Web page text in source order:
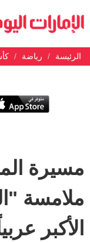
الرئيسة رياضة
مسيرة
ملامسة
الأكبر